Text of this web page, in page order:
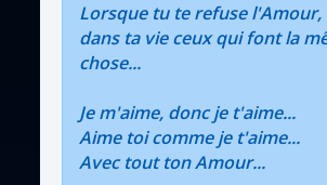
Lorsque tu te refuse
dans ta vie ceux qui font la
chose...
Je m'aime, donc je t'aime...
Aime toi comme je t'aime...
Avec tout ton Amour...